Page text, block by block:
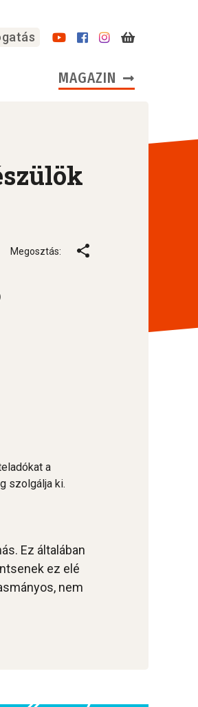
MAGAZIN
Megosztás:
a
szolgálja ki.
Ez általában
ez elé
nem